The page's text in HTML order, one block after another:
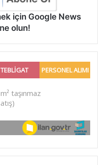
için Google News
olun!